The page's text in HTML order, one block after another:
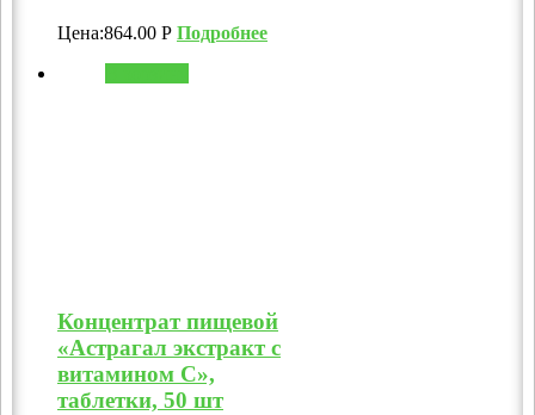
Цена:864.00 Р Подробнее
Концентрат пищевой
«Астрагал экстракт с
витамином C»,
таблетки, 50 шт